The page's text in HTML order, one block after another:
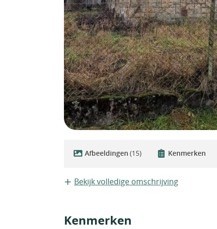
Afbeeldingen (15) Kenmerken
Bekijk volledige omschrijving
Kenmerken